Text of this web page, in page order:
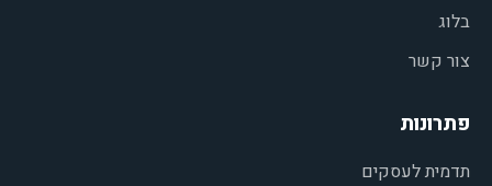
בלוג
צור קשר
פתרונות
תדמית לעסקים